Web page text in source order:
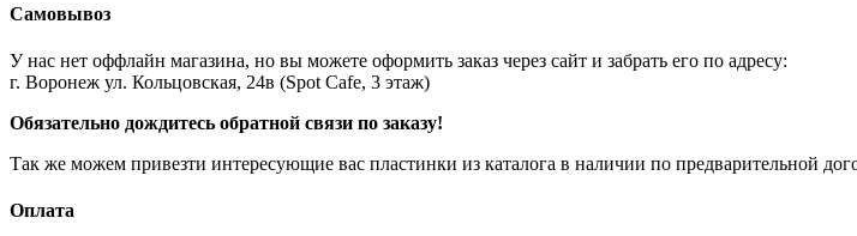
Самовывоз
У нас нет оффлайн магазина, но вы можете оформить заказ через сайт и забрать его по адресу:
г. Воронеж ул. Кольцовская, 24в (Spot Cafe, 3 этаж)
Обязательно дождитесь обратной связи по заказу!
Так же можем привезти интересующие вас пластинки из каталога в наличии по предварительной
Оплата